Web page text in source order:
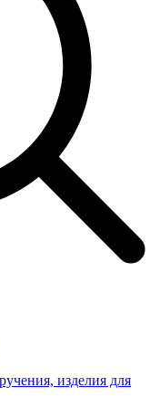
изделия для